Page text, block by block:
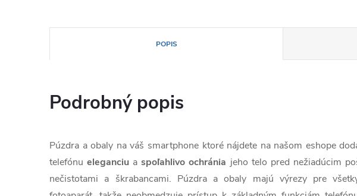
POPIS
Podrobný popis
Púzdra a obaly na váš smartphone ktoré nájdete na našom eshope
telefónueleganciu aspoľahlivo ochránia jeho telo pred nežiadúcim
nečistotami a škrabancami. Púzdra a obaly majú výrezy pre